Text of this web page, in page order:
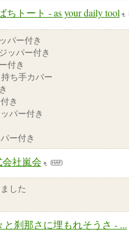
ちトート - as your daily tool
パー付き
ッパー付き
付き
ち手カバー
き
パー付き
ー付き
社嵐会
した
刹那さに埋もれそうさ - ...